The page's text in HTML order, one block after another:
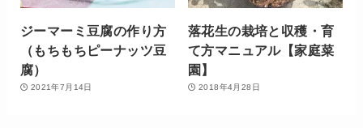
ジーマーミ豆腐の作り方
（もちもちピーナッツ豆
腐）
2021年7月14日
落花生の栽培と収穫・育
て方マニュアル【家庭菜
園】
2018年4月28日